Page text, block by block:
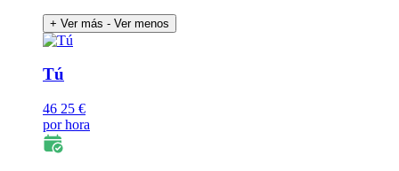
+ Ver más - Ver menos
Tú
46 25 €
por hora